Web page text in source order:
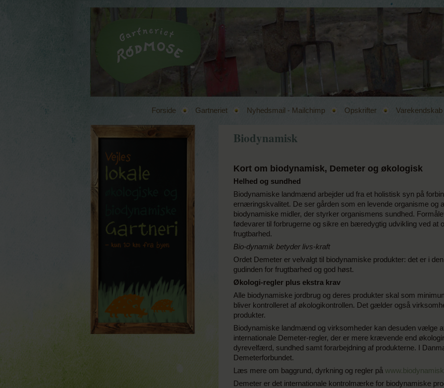
Forside Gartneriet Nyhedsmail - Mailchimp Opskrifter Varekendskab
Biodynamisk
Kort om biodynamisk, Demeter og økologisk
Helhed og sundhed
Biodynamiske landmænd arbejder ud fra et holistisk syn på
ernæringskvalitet. De ser gården som en levende organisme
biodynamiske midler, der styrker organismens sundhed.
fødevarer til forbrugerne og sikre en bæredygtig udvikling ved at
frugtbarhed.
Bio-dynamik betyder livs-kraft
Ordet Demeter er velvalgt til biodynamiske produkter: det er i
gudinden for frugtbarhed og god høst.
Økologi-regler plus ekstra krav
Alle biodynamiske jordbrug og deres produkter skal som
bliver kontrolleret af økologikontrollen. Det gælder også
produkter.
Biodynamiske landmænd og virksomheder kan desuden vælge
internationale Demeter-regler, der er mere krævende end
dyrevelfærd, sundhed samt forarbejdning af produkterne. I
Demeterforbundet.
Læs mere om baggrund, dyrkning og regler på
Demeter er det internationale kontrolmærke for biodynamiske